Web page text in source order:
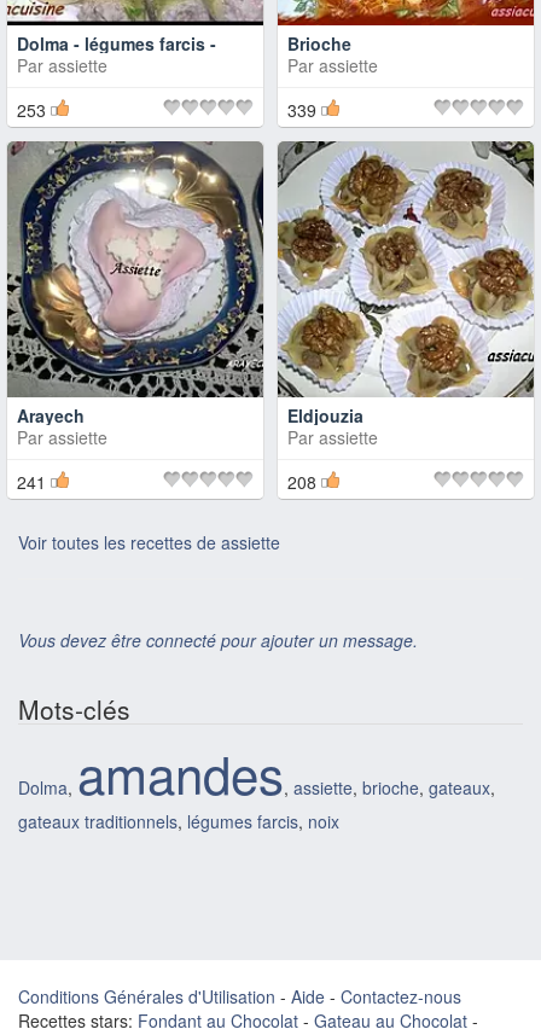
Dolma - légumes farcis -
Par assiette
253
Brioche
Par assiette
339
Arayech
Par assiette
241
Eldjouzia
Par assiette
208
Voir toutes les recettes de assiette
Vous devez être connecté pour ajouter un message.
Mots-clés
Dolma, amandes, assiette, brioche, gateaux,
gateaux traditionnels, légumes farcis, noix
Conditions Générales d'Utilisation - Aide - Contactez-nous
Recettes stars: Fondant au Chocolat - Gateau au Chocolat -